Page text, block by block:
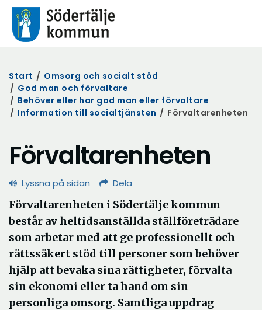
Start / Omsorg och socialt stöd
/ God man och förvaltare
/ Behöver eller har god man eller förvaltare
/ Information till socialtjänsten / Förvaltarenheten
Förvaltarenheten
Lyssna på sidan Dela
Förvaltarenheten i Södertälje kommun
består av heltidsanställda ställföreträdare
som arbetar med att ge professionellt och
rättssäkert stöd till personer som behöver
hjälp att bevaka sina rättigheter, förvalta
sin ekonomi eller ta hand om sin
personliga omsorg. Samtliga uppdrag